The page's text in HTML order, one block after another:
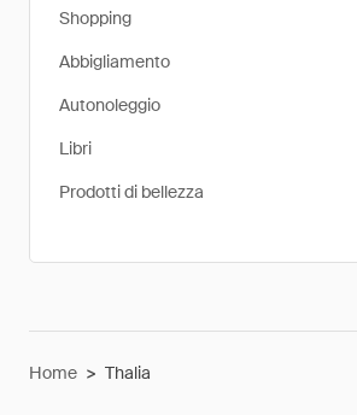
Shopping
Abbigliamento
Autonoleggio
Libri
Prodotti di bellezza
Home > Thalia